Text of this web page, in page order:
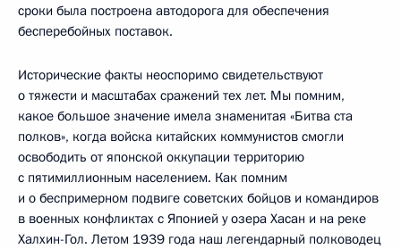
сроки была построена автодорога для обеспечения
бесперебойных поставок.
Исторические факты неоспоримо свидетельствуют
о тяжести и масштабах сражений тех лет. Мы помним,
какое большое значение имела знаменитая «Битва ста
полков», когда войска китайских коммунистов смогли
освободить от японской оккупации территорию
с пятимиллионным населением. Как помним
и о беспримерном подвиге советских бойцов и командиров
в военных конфликтах с Японией у озера Хасан и на реке
Халхин-Гол. Летом 1939 года наш легендарный полководец